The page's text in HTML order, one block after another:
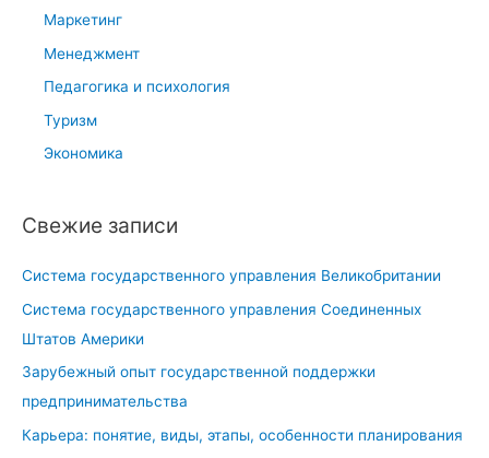
Маркетинг
Менеджмент
Педагогика и психология
Туризм
Экономика
Свежие записи
Система государственного управления Великобритании
Система государственного управления Соединенных
Штатов Америки
Зарубежный опыт государственной поддержки
предпринимательства
Карьера: понятие, виды, этапы, особенности планирования